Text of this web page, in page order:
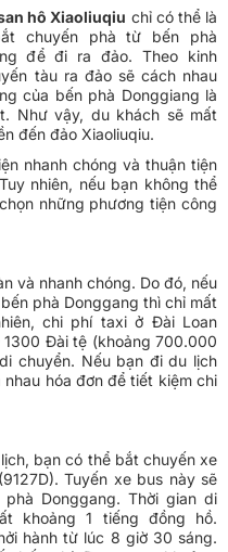
hô Xiaoliuqiu chỉ có thể là
chuyến phà từ bến phà
để đi ra đảo. Theo kinh
tàu ra đảo sẽ cách nhau
của bến phà Donggiang là
Như vậy, du khách sẽ mất
đến đảo Xiaoliuqiu.
nhanh chóng và thuận tiện
nhiên, nếu bạn không thể
những phương tiện công
và nhanh chóng. Do đó, nếu
phà Donggang thì chỉ mất
chi phí taxi ở Đài Loan
Đài tệ (khoảng 700.000
chuyển. Nếu bạn đi du lịch
hóa đơn để tiết kiệm chi
bạn có thể bắt chuyến xe
Tuyến xe bus này sẽ
Donggang. Thời gian di
khoảng 1 tiếng đồng hồ.
hành từ lúc 8 giờ 30 sáng.